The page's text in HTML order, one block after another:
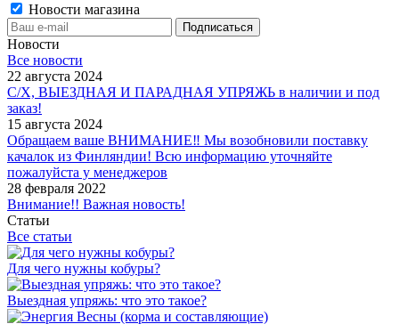
Новости магазина
Новости
Все новости
22 августа 2024
С/Х, ВЫЕЗДНАЯ И ПАРАДНАЯ УПРЯЖЬ в наличии и под
заказ!
15 августа 2024
Обращаем ваше ВНИМАНИЕ‼ Мы возобновили поставку
качалок из Финляндии! Всю информацию уточняйте
пожалуйста у менеджеров
28 февраля 2022
Внимание!! Важная новость!
Статьи
Все статьи
Для чего нужны кобуры?
Выездная упряжь: что это такое?